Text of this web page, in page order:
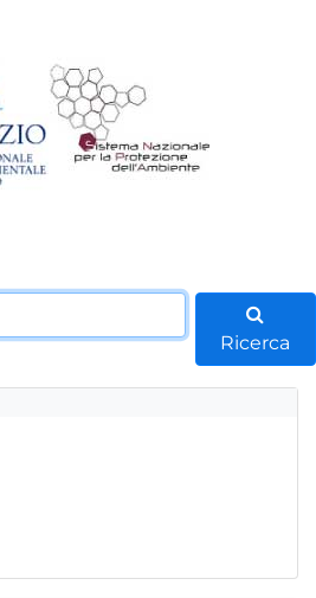
Ricerca